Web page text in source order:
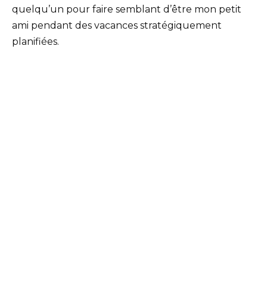
quelqu’un pour faire semblant d’être mon petit
ami pendant des vacances stratégiquement
planifiées.